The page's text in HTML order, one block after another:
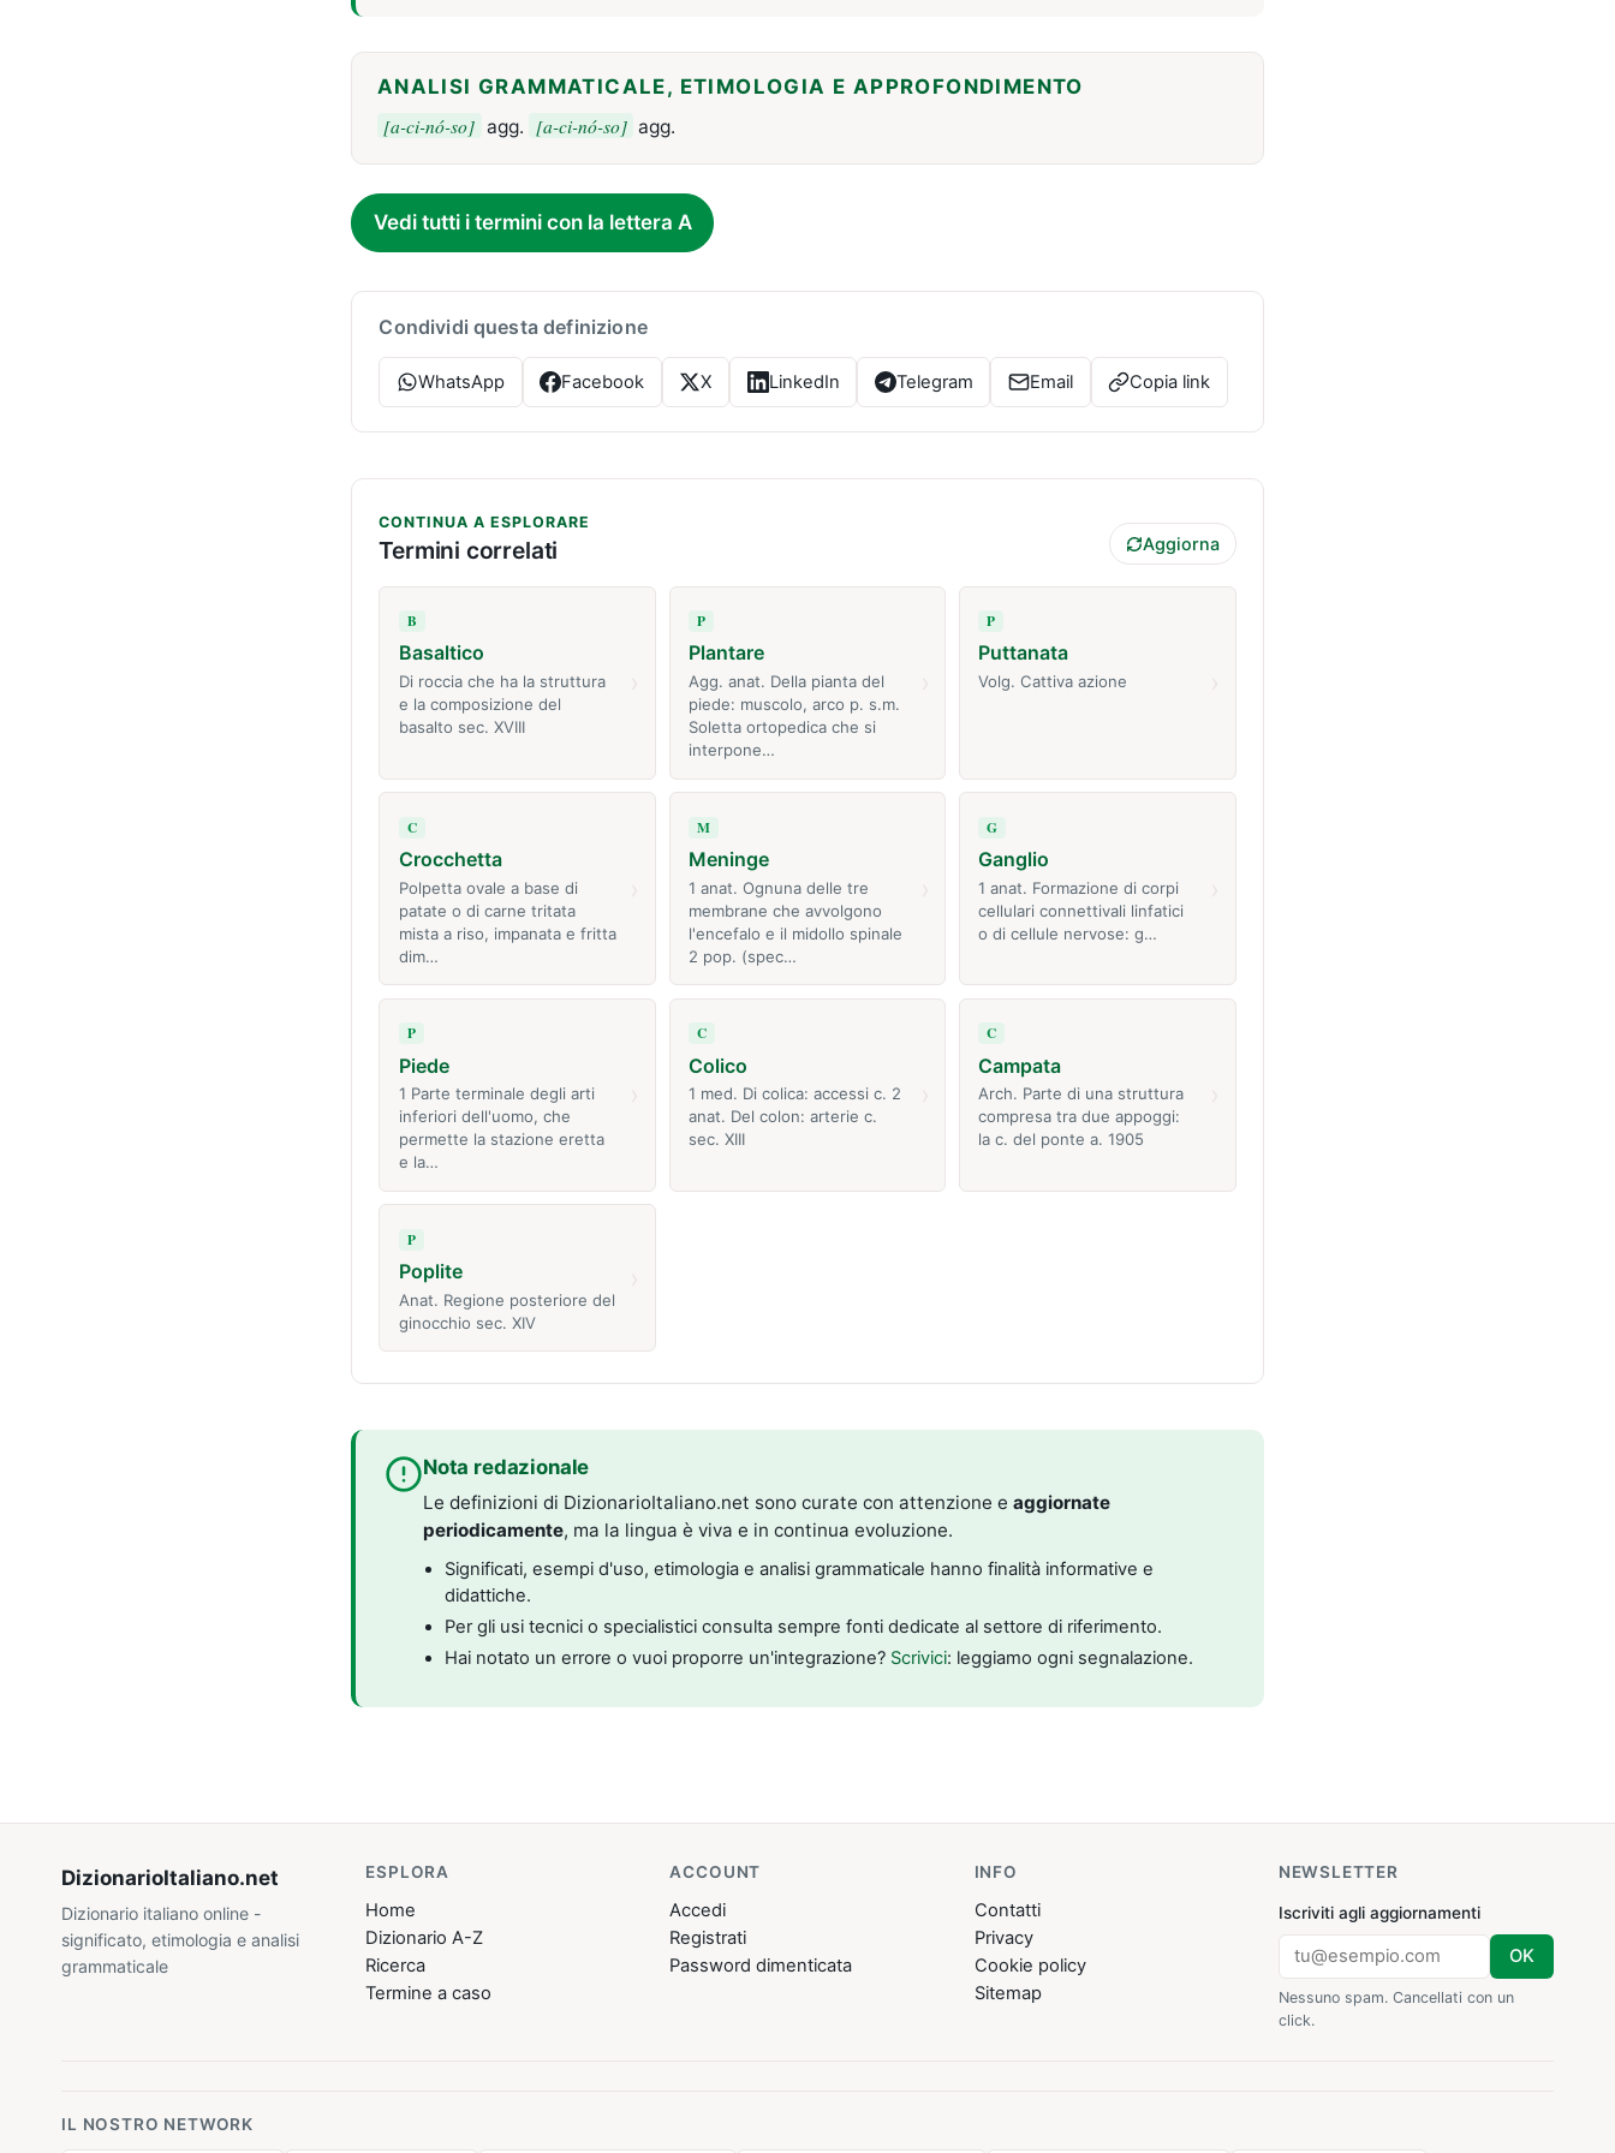
ANALISI GRAMMATICALE, ETIMOLOGIA E APPROFONDIMENTO
[a-ci-nó-so] agg. [a-ci-nó-so] agg.
Vedi tutti i termini con la lettera A
Condividi questa definizione
WhatsApp Facebook X LinkedIn Telegram Email Copia link
CONTINUA A ESPLORARE
Termini correlati Aggiorna
B
Basaltico
Di roccia che ha la struttura
e la composizione del
basalto sec. XVIII
P
Plantare
Agg. anat. Della pianta del
piede: muscolo, arco p. s.m.
Soletta ortopedica che si
interpone…
P
Puttanata
Volg. Cattiva azione
C
Crocchetta
Polpetta ovale a base di
patate o di carne tritata
mista a riso, impanata e fritta
dim…
M
Meninge
1 anat. Ognuna delle tre
membrane che avvolgono
l'encefalo e il midollo spinale
2 pop. (spec…
G
Ganglio
1 anat. Formazione di corpi
cellulari connettivali linfatici
o di cellule nervose: g…
P
Piede
1 Parte terminale degli arti
inferiori dell'uomo, che
permette la stazione eretta
e la…
C
Colico
1 med. Di colica: accessi c. 2
anat. Del colon: arterie c.
sec. XIII
C
Campata
Arch. Parte di una struttura
compresa tra due appoggi:
la c. del ponte a. 1905
P
Poplite
Anat. Regione posteriore del
ginocchio sec. XIV
Nota redazionale
Le definizioni di DizionarioItaliano.net sono curate con attenzione e aggiornate
periodicamente, ma la lingua è viva e in continua evoluzione.
Significati, esempi d'uso, etimologia e analisi grammaticale hanno finalità informative e
didattiche.
Per gli usi tecnici o specialistici consulta sempre fonti dedicate al settore di riferimento.
Hai notato un errore o vuoi proporre un'integrazione? Scrivici: leggiamo ogni segnalazione.
DizionarioItaliano.net
Dizionario italiano online -
significato, etimologia e analisi
grammaticale
ESPLORA
Home
Dizionario A-Z
Ricerca
Termine a caso
ACCOUNT
Accedi
Registrati
Password dimenticata
INFO
Contatti
Privacy
Cookie policy
Sitemap
NEWSLETTER
Iscriviti agli aggiornamenti
OK
Nessuno spam. Cancellati con un
click.
IL NOSTRO NETWORK